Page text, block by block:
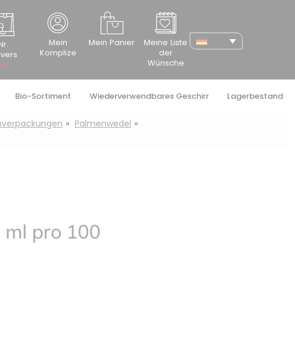
Mein
Komplize
Mein Panier
Meine Liste
der
Wünsche
Bio-Sortiment Wiederverwendbares Geschirr Lagerbestand
Palmenwedel
pro 100